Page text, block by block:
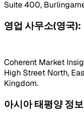
Suite 400,
영업 사무소(영국):
Coherent Market
High Street North,
Kingdom.
아시아 태평양 정